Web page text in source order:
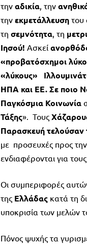
την αδικία, την
την εκμετάλλευση του
τη σεμνότητα, τη
Ιησού! Ασκεί
«προβατόσχημοι
«λύκους»
ΗΠΑ και ΕΕ.Σε ποιο
Παγκόσμια Κοινωνία
Τάξης». Τους
Παρασκευή τελούσαν
με προσευχές προς την
ενδιαφέρονται για
Οι συμπεριφορές
της Ελλάδας κατά τη
υποκρισία των μελών
Πόνος ψυχής τα